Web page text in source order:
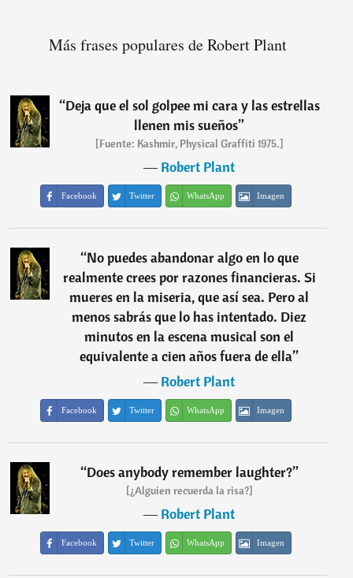
Más frases populares de Robert Plant
“Deja que el sol golpee mi cara y las estrellas
llenen mis sueños”
[Fuente: Kashmir, Physical Graffiti 1975.]
―Robert Plant
Facebook Twitter WhatsApp Imagen
“No puedes abandonar algo en lo que
realmente crees por razones financieras. Si
mueres en la miseria, que así sea. Pero al
menos sabrás que lo has intentado. Diez
minutos en la escena musical son el
equivalente a cien años fuera de ella”
―Robert Plant
Facebook Twitter WhatsApp Imagen
“Does anybody remember laughter?”
[¿Alguien recuerda la risa?]
―Robert Plant
Facebook Twitter WhatsApp Imagen